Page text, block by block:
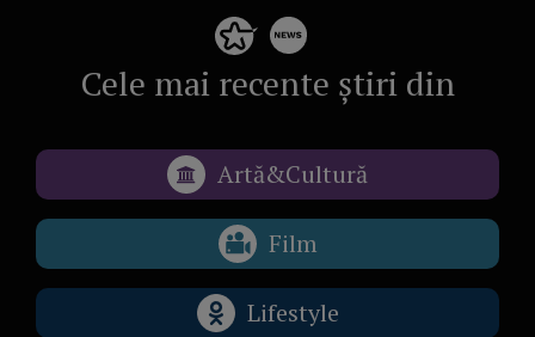
Cele mai recente știri din
Artă&Cultură
Film
Lifestyle